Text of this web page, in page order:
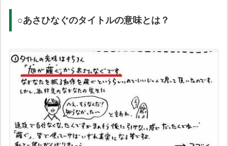
○あさひなぐのタイトルの意味とは？